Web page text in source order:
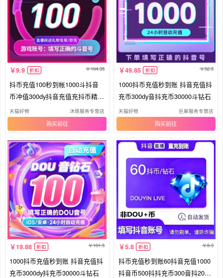
9.9 折扣 104.35
抖币充值100秒到帐1000斗抖音
币冲值300dy抖音充值充抖币精品
钻石
天猫好物 沐晓服务专营店
购买
49.85 折扣 52.5
1000抖币充值秒到账 抖音充值抖
充币300dy音抖充币30000斗钻石
天猫好物 巨犀服务专营店
购买
19.88 折扣 101.5
1000抖币充值秒到账 抖音充值抖
充币3000dy抖充币30000斗钻石
5.8 折扣 6.3
抖币充值秒到账60抖音充值1000
抖音币500抖抖充币300音抖2000